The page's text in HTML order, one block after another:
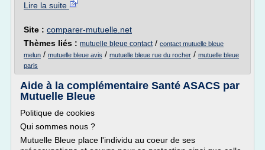
Lire la suite
Site : comparer-mutuelle.net
Thèmes liés : mutuelle bleue contact/ contact mutuelle bleue
melun / mutuelle bleue avis / mutuelle bleue rue du rocher / mutuelle bleue
paris
Aide à la complémentaire Santé ASACS par
Mutuelle Bleue
Politique de cookies
Qui sommes nous ?
Mutuelle Bleue place l'individu au coeur de ses